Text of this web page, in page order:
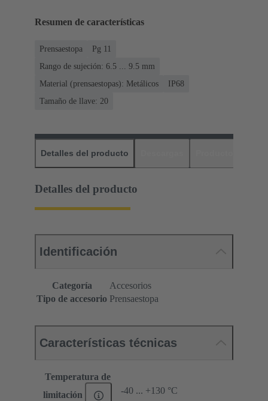
Resumen de características
Prensaestopa
Pg 11
Rango de sujeción: 6.5 ... 9.5 mm
Material (prensaestopas): Metálicos
IP68
Tamaño de llave: 20
Detalles del producto
Detalles del producto
Identificación
Categoría
Accesorios
Tipo de accesorio Prensaestopa
Características técnicas
Temperatura de
limitación
-40 ... +130 °C